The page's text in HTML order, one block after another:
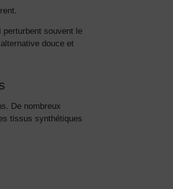
souvent le
douce et
De nombreux
tissus synthétiques